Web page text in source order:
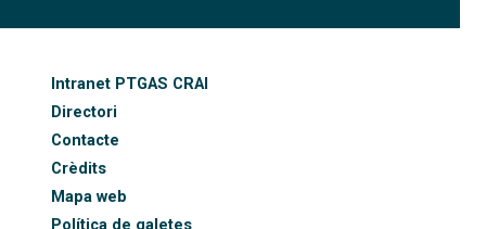
Intranet PTGAS CRAI
Directori
Contacte
Crèdits
Mapa web
Política de galetes